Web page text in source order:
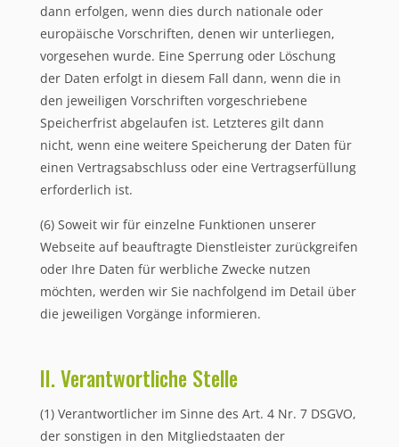
dann erfolgen, wenn dies durch nationale oder
europäische Vorschriften, denen wir unterliegen,
vorgesehen wurde. Eine Sperrung oder Löschung
der Daten erfolgt in diesem Fall dann, wenn die in
den jeweiligen Vorschriften vorgeschriebene
Speicherfrist abgelaufen ist. Letzteres gilt dann
nicht, wenn eine weitere Speicherung der Daten für
einen Vertragsabschluss oder eine Vertragserfüllung
erforderlich ist.
(6) Soweit wir für einzelne Funktionen unserer
Webseite auf beauftragte Dienstleister zurückgreifen
oder Ihre Daten für werbliche Zwecke nutzen
möchten, werden wir Sie nachfolgend im Detail über
die jeweiligen Vorgänge informieren.
II. Verantwortliche Stelle
(1) Verantwortlicher im Sinne des Art. 4 Nr. 7 DSGVO,
der sonstigen in den Mitgliedstaaten der